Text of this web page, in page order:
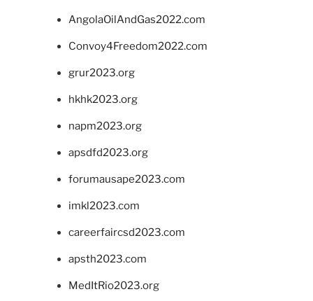
AngolaOilAndGas2022.com
Convoy4Freedom2022.com
grur2023.org
hkhk2023.org
napm2023.org
apsdfd2023.org
forumausape2023.com
imkl2023.com
careerfaircsd2023.com
apsth2023.com
MedItRio2023.org